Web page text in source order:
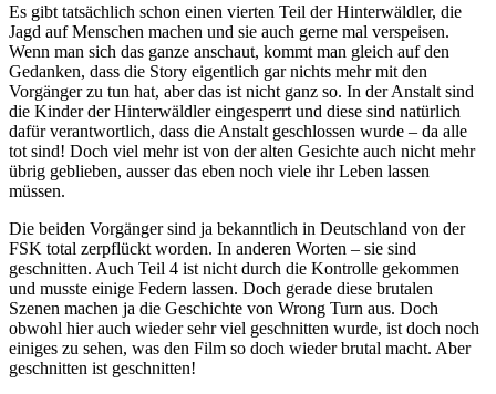
Es gibt tatsächlich schon einen vierten Teil der Hinterwäldler, die
Jagd auf Menschen machen und sie auch gerne mal verspeisen.
Wenn man sich das ganze anschaut, kommt man gleich auf den
Gedanken, dass die Story eigentlich gar nichts mehr mit den
Vorgänger zu tun hat, aber das ist nicht ganz so. In der Anstalt sind
die Kinder der Hinterwäldler eingesperrt und diese sind natürlich
dafür verantwortlich, dass die Anstalt geschlossen wurde – da alle
tot sind! Doch viel mehr ist von der alten Gesichte auch nicht mehr
übrig geblieben, ausser das eben noch viele ihr Leben lassen
müssen.
Die beiden Vorgänger sind ja bekanntlich in Deutschland von der
FSK total zerpflückt worden. In anderen Worten – sie sind
geschnitten. Auch Teil 4 ist nicht durch die Kontrolle gekommen
und musste einige Federn lassen. Doch gerade diese brutalen
Szenen machen ja die Geschichte von Wrong Turn aus. Doch
obwohl hier auch wieder sehr viel geschnitten wurde, ist doch noch
einiges zu sehen, was den Film so doch wieder brutal macht. Aber
geschnitten ist geschnitten!